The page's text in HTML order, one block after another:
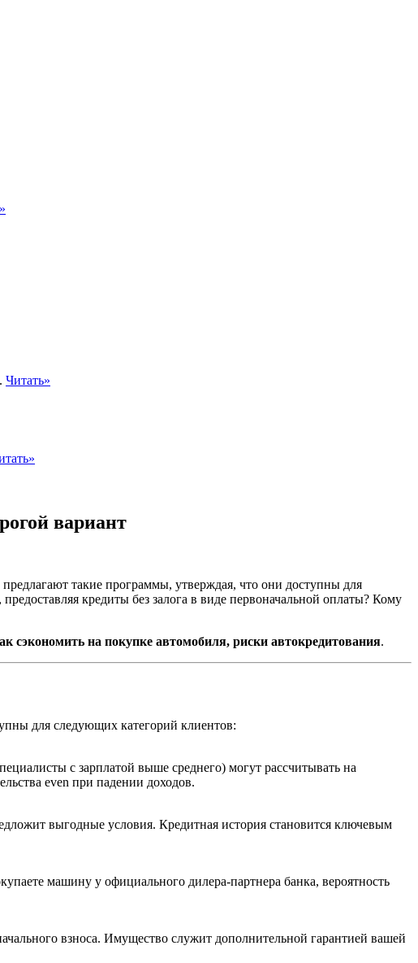
Читать»
вариант
такие программы, утверждая, что они доступны для
кредиты без залога в виде первоначальной оплаты? Кому
сэкономить на покупке автомобиля, риски автокредитования.
для следующих категорий клиентов:
с зарплатой выше среднего) могут рассчитывать на
even при падении доходов.
выгодные условия. Кредитная история становится ключевым
машину у официального дилера-партнера банка, вероятность
взноса. Имущество служит дополнительной гарантией вашей